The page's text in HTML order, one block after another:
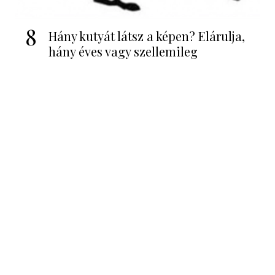
8
Hány kutyát látsz a képen? Elárulja,
hány éves vagy szellemileg